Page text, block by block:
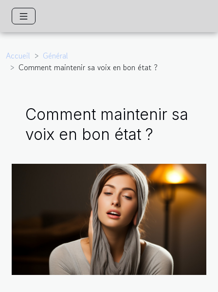
Accueil
Général
Comment maintenir sa voix en bon état ?
Comment maintenir sa
voix en bon état ?